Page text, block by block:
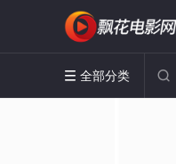
 全部分类 